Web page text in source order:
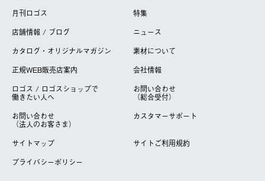
月刊ロゴス
特集
店舗情報 / ブログ
ニュース
カタログ・オリジナルマガジン
素材について
正規WEB販売店案内
会社情報
ロゴス / ロゴスショップで
働きたい人へ
お問い合わせ
（総合受付）
お問い合わせ
（法人のお客さま）
カスタマーサポート
サイトマップ
サイトご利用規約
プライバシーポリシー